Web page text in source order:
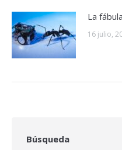
La
16 julio,
Búsqueda